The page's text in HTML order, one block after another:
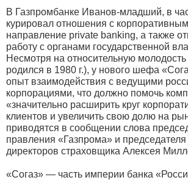
В Газпромбанке Иванов-младший, в
курировал отношения с
направление private banking, а также
работу с органами государственной
Несмотря на относительную
родился в 1980 г.), у нового шефа
опыт взаимодействия с ведущими
корпорациями, что должно помочь
«значительно расширить круг
клиентов и увеличить свою долю на
приводятся в сообщении слова
правления «Газпрома» и председателя
директоров страховщика Алексея
«Согаз» — часть империи банка